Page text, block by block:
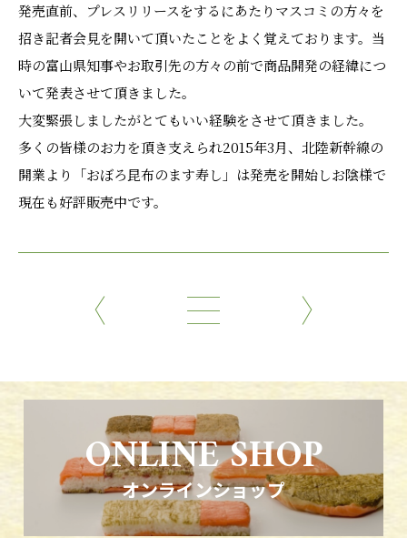
発売直前、プレスリリースをするにあたりマスコミの方々を
招き記者会見を開いて頂いたことをよく覚えております。当
時の富山県知事やお取引先の方々の前で商品開発の経緯につ
いて発表させて頂きました。
大変緊張しましたがとてもいい経験をさせて頂きました。
多くの皆様のお力を頂き支えられ2015年3月、北陸新幹線の
開業より「おぼろ昆布のます寿し」は発売を開始しお陰様で
現在も好評販売中です。
ONLINE SHOP
オンラインショップ